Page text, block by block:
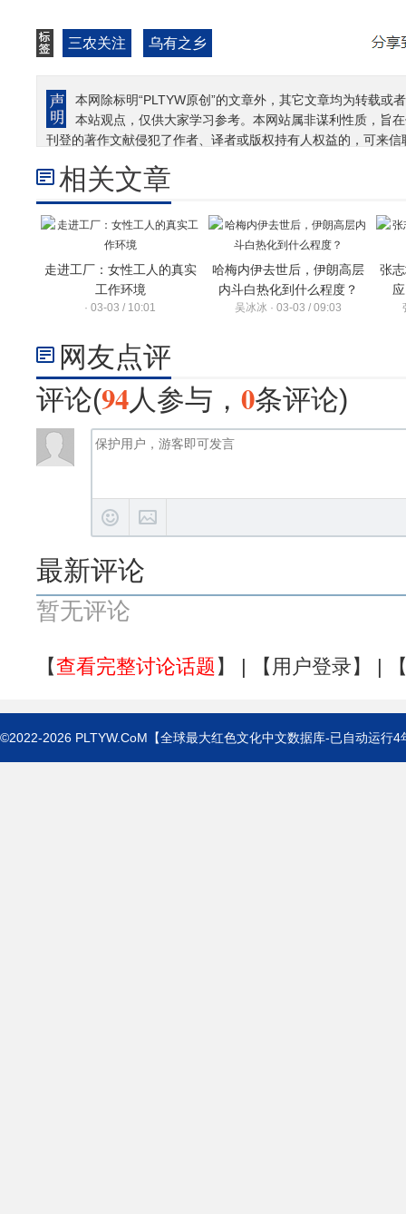
三农关注 乌有之乡
本网除标明“PLTYW原创”的文章外，其它文章均为转载
本站观点，仅供大家学习参考。本网站属非谋利性质，旨
刊登的著作文献侵犯了作者、译者或版权持有人权益的，可来
相关文章
走进工厂：女性工人的真实
工作环境
· 03-03 / 10:01
哈梅内伊去世后，伊朗高层
内斗白热化到什么程度？
吴冰冰 · 03-03 / 09:03
张
网友点评
评论(94人参与， 0条评论)
最新评论
暂无评论
【查看完整讨论话题】 | 【 用户登录】 |
©2022-2026 PLTYW.CoM 【全球最大红色文化中文数据库-已自动运行4